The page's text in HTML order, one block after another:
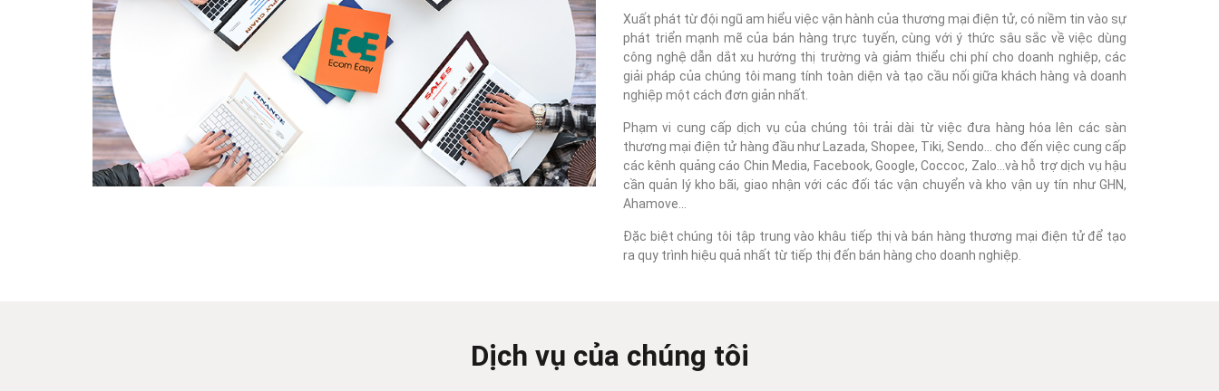
Xuất phát từ đội ngũ am hiểu việc vận hành của thương mại điện tử, có niềm tin vào sự
phát triển mạnh mẽ của bán hàng trực tuyến, cùng với ý thức sâu sắc về việc dùng
công nghệ dẫn dắt xu hướng thị trường và giảm thiểu chi phí cho doanh nghiệp, các
giải pháp của chúng tôi mang tính toàn diện và tạo cầu nối giữa khách hàng và doanh
nghiệp một cách đơn giản nhất.
Phạm vi cung cấp dịch vụ của chúng tôi trải dài từ việc đưa hàng hóa lên các sàn
thương mại điện tử hàng đầu như Lazada, Shopee, Tiki, Sendo... cho đến việc cung cấp
các kênh quảng cáo Chin Media, Facebook, Google, Coccoc, Zalo...và hỗ trợ dịch vụ hậu
cần quản lý kho bãi, giao nhận với các đối tác vận chuyển và kho vận uy tín như GHN,
Ahamove...
Đặc biệt chúng tôi tập trung vào khâu tiếp thị và bán hàng thương mại điện tử để tạo
ra quy trình hiệu quả nhất từ tiếp thị đến bán hàng cho doanh nghiệp.
Dịch vụ của chúng tôi